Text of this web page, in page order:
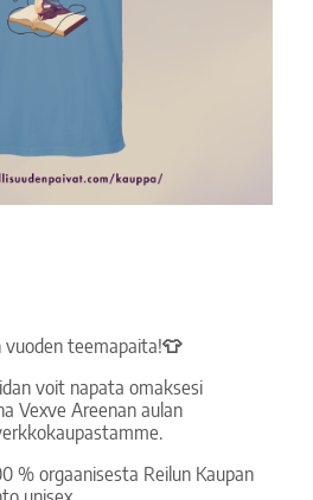
teemapaita!👕
voit napata omaksesi
Vexve Areenan aulan
% orgaanisesta Reilun Kaupan